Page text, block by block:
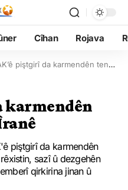
Cîhan Rojava
piştgirî da karmendên tenduristiyê yên Îranê
karmendên
piştgirî da karmendên
sazî û dezgehên
qirkirina jinan û